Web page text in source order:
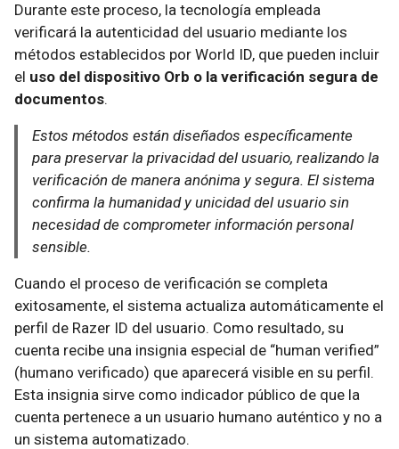
Durante este proceso, la tecnología empleada
verificará la autenticidad del usuario mediante los
métodos establecidos por World ID, que pueden incluir
el uso del dispositivo Orb o la verificación segura de
documentos.
Estos métodos están diseñados específicamente
para preservar la privacidad del usuario, realizando la
verificación de manera anónima y segura. El sistema
confirma la humanidad y unicidad del usuario sin
necesidad de comprometer información personal
sensible.
Cuando el proceso de verificación se completa
exitosamente, el sistema actualiza automáticamente el
perfil de Razer ID del usuario. Como resultado, su
cuenta recibe una insignia especial de “human verified”
(humano verificado) que aparecerá visible en su perfil.
Esta insignia sirve como indicador público de que la
cuenta pertenece a un usuario humano auténtico y no a
un sistema automatizado.